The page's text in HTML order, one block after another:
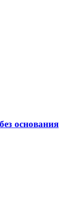
основания